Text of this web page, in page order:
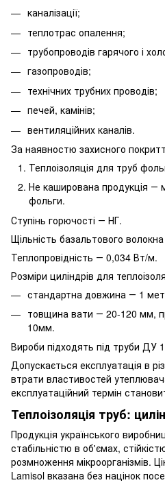
каналізації;
теплотрас опалення;
трубопроводів гарячого і
газопроводів;
технічних трубних проводів;
печей, камінів;
вентиляційних каналів.
За наявностю захисного
Теплоізоляція для труб
Не каширована продукція ―
фольги.
Ступінь горючості ― НГ.
Щільність базальтового
Теплопровідність ― 0,034 Вт/м.
Розміри циліндрів для
стандартна довжина ― 1
товщина вати ― 20-120 мм,
10мм.
Вироби підходять під труби ДУ
Допускається експлуатація в
втрати властивостей
експлуатаційний термін
Теплоізоляція труб:
Продукція українського
стабільністю в об'ємах,
розмноження мікроорганізмів.
Lamisol вказана без націнок